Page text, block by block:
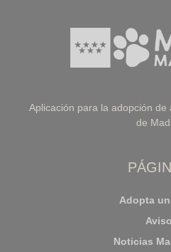
Aplicación para la adopción
de
Adopta
Noticias